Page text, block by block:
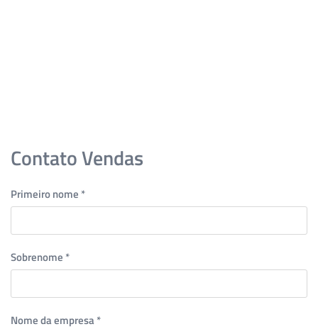
Contato Vendas
Primeiro nome *
Sobrenome *
Nome da empresa*